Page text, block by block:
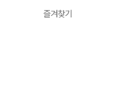
즐겨찾기